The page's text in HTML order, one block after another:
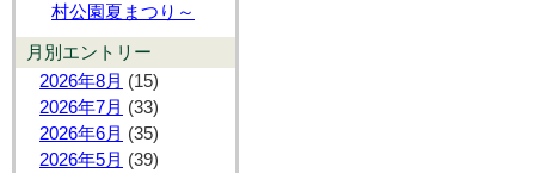
村公園夏まつり～
月別エントリー
2026年8月 (15)
2026年7月 (33)
2026年6月 (35)
2026年5月 (39)